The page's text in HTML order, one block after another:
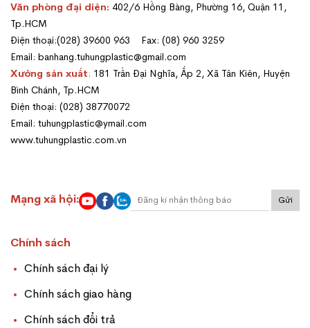
Văn phòng đại diện: 402/6 Hồng Bàng, Phường 16, Quận 11,
Tp.HCM
Điện thoại:(028) 39600 963 Fax: (08) 960 3259
Email: banhang.tuhungplastic@gmail.com
Xưởng sản xuất: 181 Trần Đại Nghĩa, Ấp 2, Xã Tân Kiên, Huyện
Bình Chánh, Tp.HCM
Điện thoại: (028) 38770072
Email: tuhungplastic@ymail.com
www.tuhungplastic.com.vn
Mạng xã hội: Gửi
Chính sách
Chính sách đại lý
Chính sách giao hàng
Chính sách đổi trả